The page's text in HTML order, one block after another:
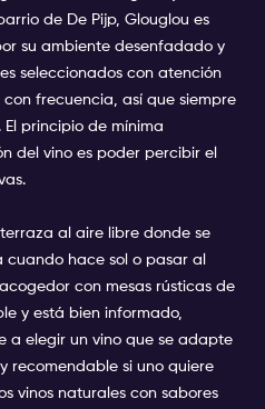
de De Pijp, Glouglou es
su ambiente desenfadado y
seleccionados con atención
frecuencia, así que siempre
principio de mínima
del vino es poder percibir el
al aire libre donde se
hace sol o pasar al
con mesas rústicas de
y está bien informado,
a elegir un vino que se adapte
recomendable si uno quiere
vinos naturales con sabores